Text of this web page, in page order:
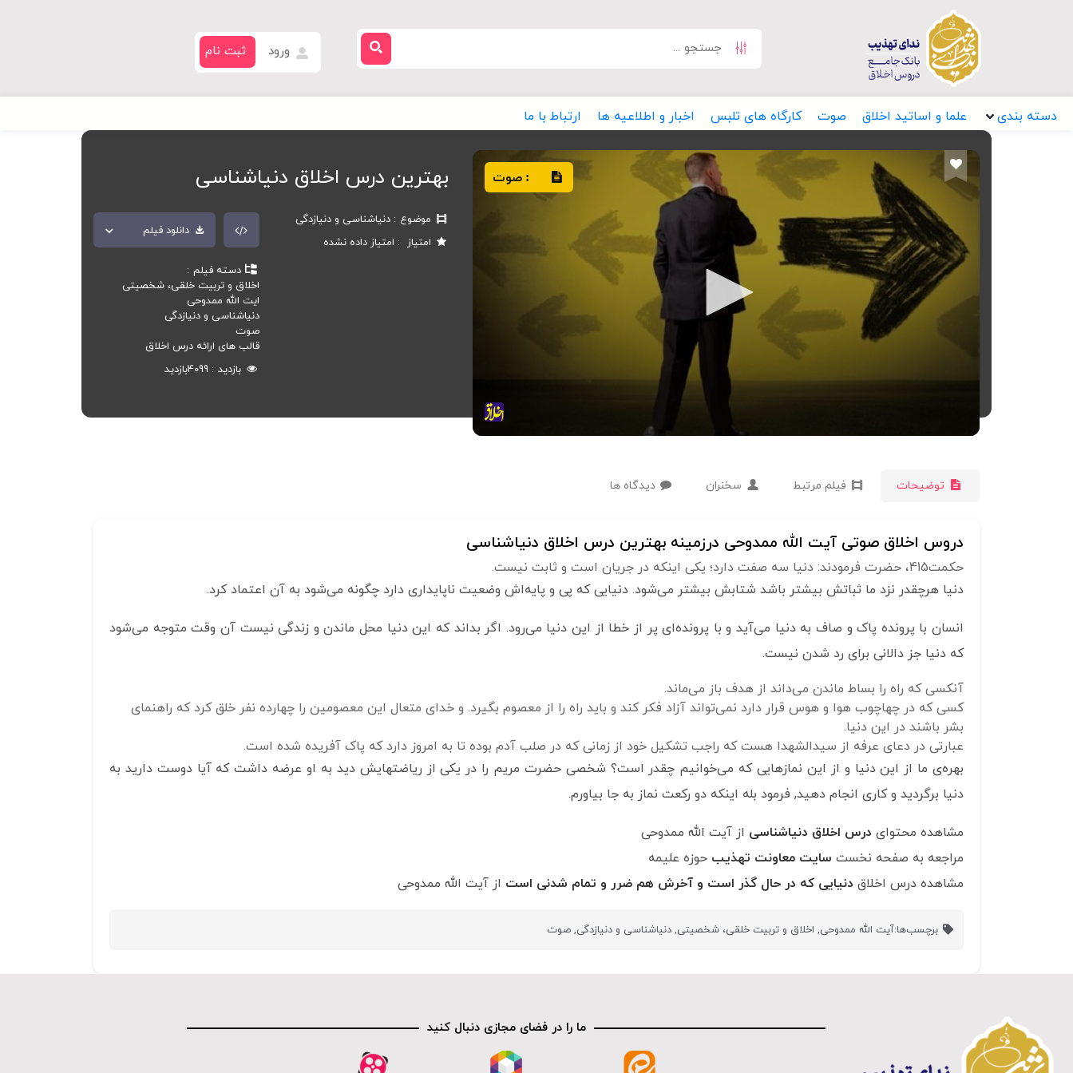
ورود ثبت نام
دسته بندی علما و اساتید اخلاق صوت کارگاه های تلبس اخبار و اطلاعیه ها ارتباط با ما
: صوت بهترین درس اخلاق دنیاشناسی
موضوع
دنیاشناسی و دنیازدگی
امتیاز
امتیاز داده نشده
دانلود فیلم
دسته فیلم
اخلاق و تربیت خلقی، شخصیتی
ایت الله ممدوحی
دنیاشناسی و دنیازدگی
صوت
قالب های ارائه درس اخلاق
بازدید
4099بازدید
توضیحات فیلم مرتبط سخنران دیدگاه ها
دروس اخلاق صوتی آیت الله ممدوحی درزمینه بهترین درس اخلاق دنیاشناسی
حکمت415، حضرت فرمودند: دنیا سه صفت دارد؛ یکی اینکه در جریان است و ثابت نیست.
دنیا هرچقدر نزد ما ثباتش بیشتر باشد شتابش بیشتر می‌شود. دنیایی که پی و پایه‌اش وضعیت ناپایداری دارد چگونه می‌شود به آن اعتماد کرد.
انسان با پرونده پاک و صاف به دنیا می‌آید و با پرونده‌ای پر از خطا از این دنیا می‌رود. اگر بداند که این دنیا محل ماندن و زندگی نیست آن وقت متوجه می‌شود
که دنیا جز دالانی برای رد شدن نیست.
آنکسی که راه را بساط ماندن می‌داند از هدف باز می‌ماند.
کسی که در چهاچوب هوا و هوس قرار دارد نمی‌تواند آزاد فکر کند و باید راه را از معصوم بگیرد. و خدای متعال این معصومین را چهارده نفر خلق کرد که راهنمای
بشر باشند در این دنیا.
عبارتی در دعای عرفه از سیدالشهدا هست که راجب تشکیل خود از زمانی که در صلب آدم بوده تا به امروز دارد که پاک آفریده شده است.
بهره‌ی ما از این دنیا و از این نمازهایی که می‌خوانیم چقدر است؟ شخصی حضرت مریم را در یکی از ریاضتهایش دید به او عرضه داشت که آیا دوست دارید به
دنیا برگردید و کاری انجام دهید, فرمود بله اینکه دو رکعت نماز به جا بیاورم.
مشاهده محتوای درس اخلاق دنیاشناسی از آیت الله ممدوحی
مراجعه به صفحه نخست سایت معاونت تهذیب حوزه علیمه
مشاهده درس اخلاق دنیایی که در حال گذر است و آخرش هم ضرر و تمام شدنی است از آیت الله ممدوحی
برچسب‌ها:آیت الله ممدوحی, اخلاق و تربیت خلقی، شخصیتی,دنیاشناسی و دنیازدگی,صوت
ما را در فضای مجازی دنبال کنید